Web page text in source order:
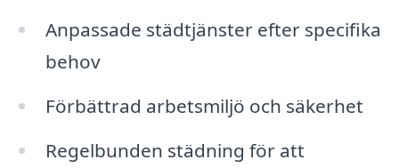
Anpassade städtjänster efter specifika
behov
Förbättrad arbetsmiljö och säkerhet
Regelbunden städning för att